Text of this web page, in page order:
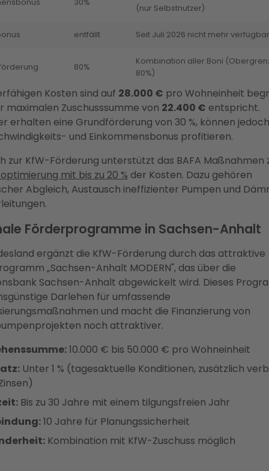
(nur Selbstnutzer)
entfällt Seit Juli 2026 nicht mehr verfügbar
80%
Kombination aller Boni
80%)
Kosten sind auf 28.000 € pro Wohneinheit
maximalen Zuschusssumme von 22.400 € entspricht.
erhalten eine Grundförderung von 30 %, können
und Einkommensbonus profitieren.
zur KfW-Förderung unterstützt das BAFA Maßnahmen
mit bis zu 20 % der Kosten. Dazu gehören
Abgleich, Austausch ineffizienter Pumpen und
Förderprogramme in Sachsen-Anhalt
ergänzt die KfW-Förderung durch das attraktive
„Sachsen-Anhalt MODERN", das über die
Sachsen-Anhalt abgewickelt wird. Dieses
Darlehen für umfassende
und macht die Finanzierung von
noch attraktiver.
10.000 € bis 50.000 € pro Wohneinheit
Unter 1 % (tagesaktuelle Konditionen, zusätzlich
Bis zu 30 Jahre mit einem tilgungsfreien Jahr
10 Jahre für Planungssicherheit
Kombination mit KfW-Zuschuss möglich